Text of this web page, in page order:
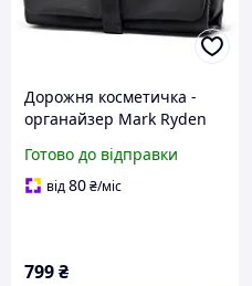
Дорожня косметичка -
органайзер Mark Ryden
прихованим гачком
(Чорний)
Готово до відправки
від80₴/міс
799₴